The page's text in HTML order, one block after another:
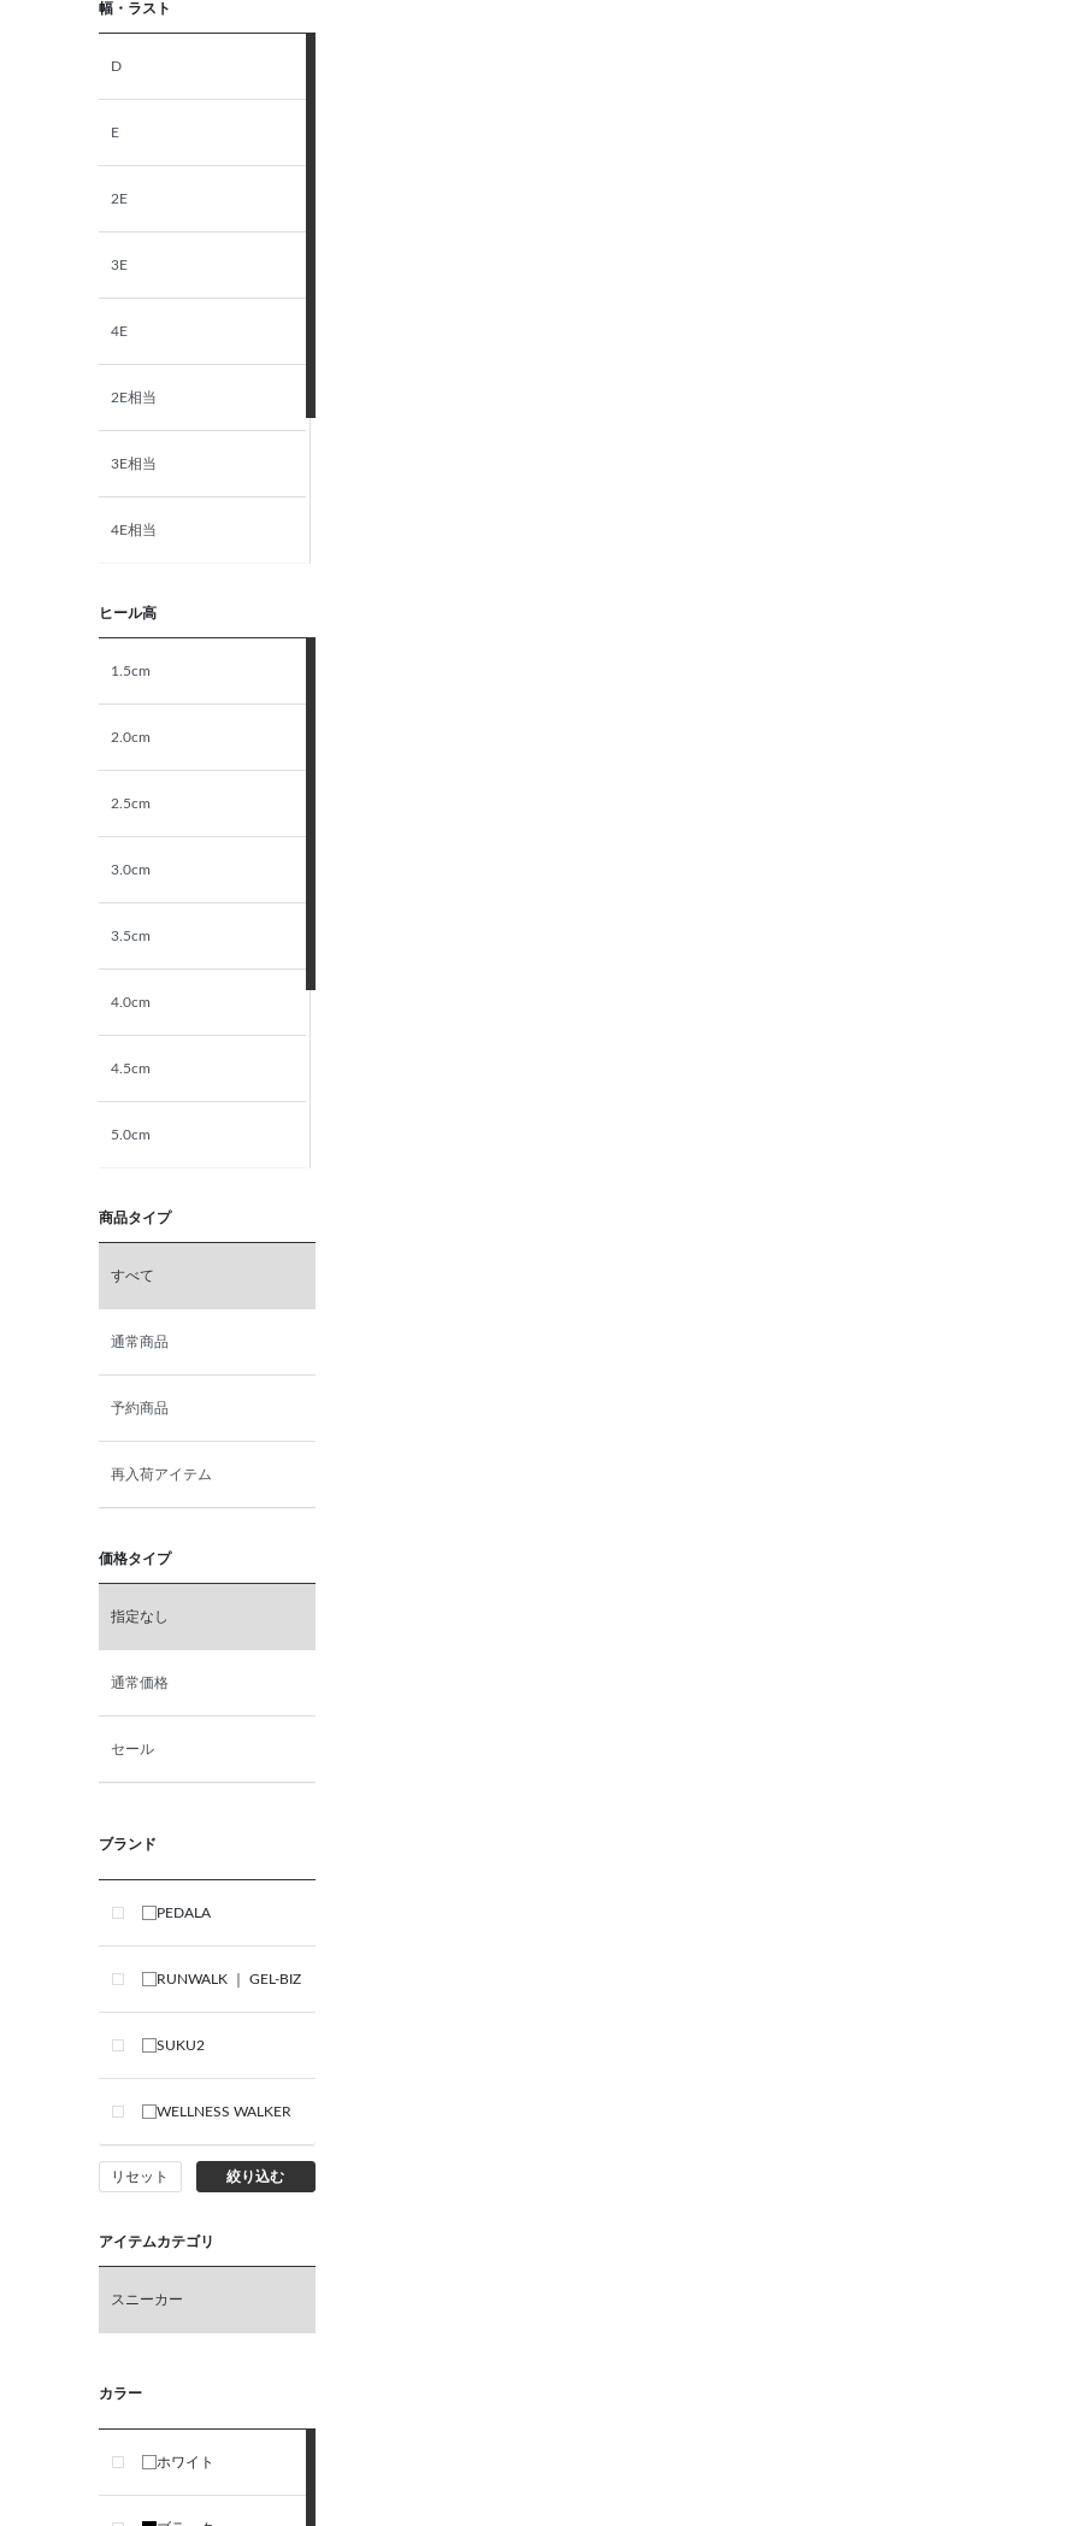
27.0cm
幅・ラスト
D
E
2E
3E
4E
2E相当
3E相当
4E相当
ヒール高
1.5cm
2.0cm
2.5cm
3.0cm
3.5cm
4.0cm
4.5cm
5.0cm
6.0cm
6.5cm
7.0cm
商品タイプ
すべて
通常商品
予約商品
再入荷アイテム
価格タイプ
指定なし
通常価格
セール
ブランド
PEDALA
RUNWALK ｜ GEL-BIZ
SUKU2
WELLNESS WALKER
リセット 絞り込む
アイテムカテゴリ
スニーカー
カラー
ホワイト